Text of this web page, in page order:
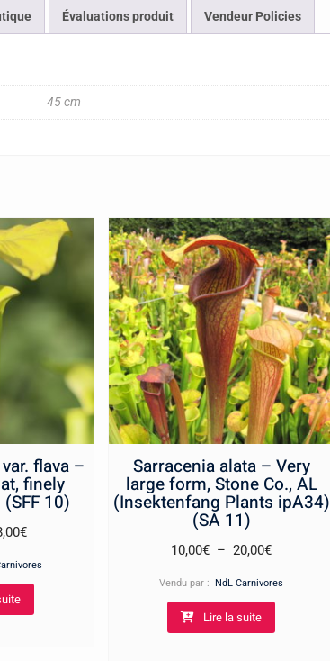
Évaluations produit Vendeur Policies
45 cm
flava –
finely
10)
€Plage
Sarracenia alata – Very
large form, Stone Co., AL
(Insektenfang Plants ipA34)
(SA 11)
10,00€ – 20,00€Plage
Vendu par : NdL Carnivores
Lire la suite